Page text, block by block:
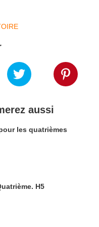
aussi
les quatrièmes
H5